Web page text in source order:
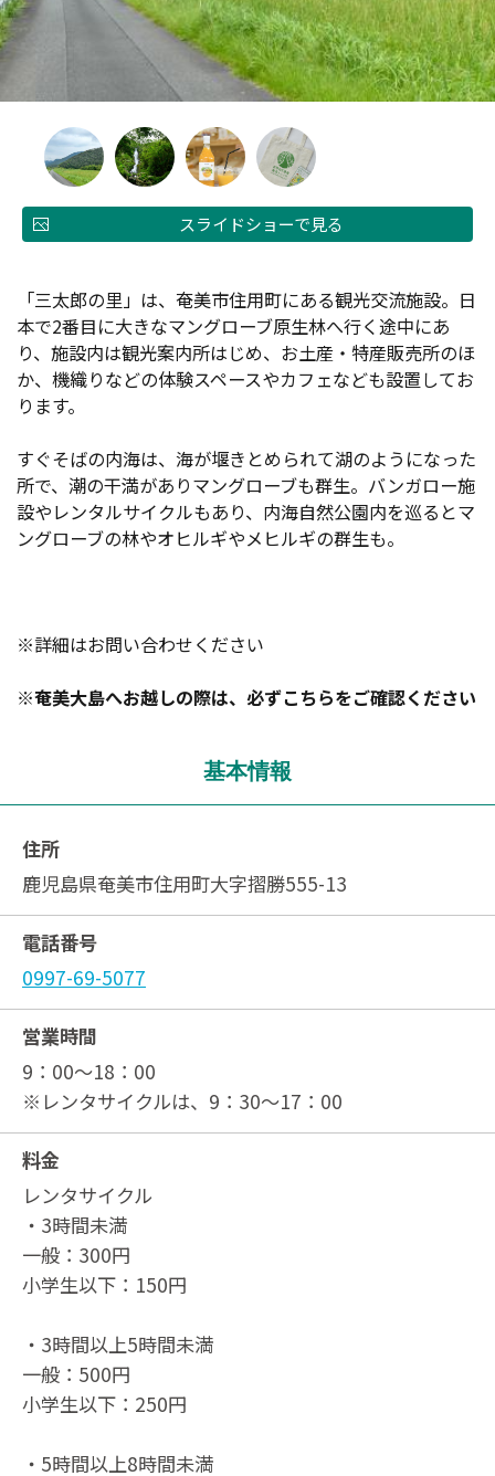
スライドショーで見る
「三太郎の里」は、奄美市住用町にある観光交流施設。日
本で2番目に大きなマングローブ原生林へ行く途中にあ
り、施設内は観光案内所はじめ、お土産・特産販売所のほ
か、機織りなどの体験スペースやカフェなども設置してお
ります。
すぐそばの内海は、海が堰きとめられて湖のようになった
所で、潮の干満がありマングローブも群生。バンガロー施
設やレンタルサイクルもあり、内海自然公園内を巡るとマ
ングローブの林やオヒルギやメヒルギの群生も。
※詳細はお問い合わせください
※奄美大島へお越しの際は、必ずこちらをご確認ください
基本情報
住所
鹿児島県奄美市住用町大字摺勝555-13
電話番号
0997-69-5077
営業時間
9：00～18：00
※レンタサイクルは、9：30～17：00
料金
レンタサイクル
・3時間未満
一般：300円
小学生以下：150円
・3時間以上5時間未満
一般：500円
小学生以下：250円
・5時間以上8時間未満